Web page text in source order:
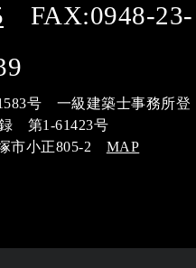
FAX:0948-23-
号 一級建築士事務所登
第1-61423号
市小正805-2 MAP